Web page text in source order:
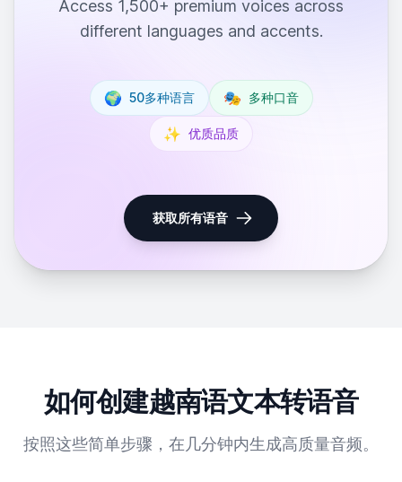
Access 1,500+ premium voices across
different languages and accents.
🌍 50多种语言 🎭 多种口音
✨ 优质品质
获取所有语音
如何创建越南语文本转语音
按照这些简单步骤，在几分钟内生成高质量音频。